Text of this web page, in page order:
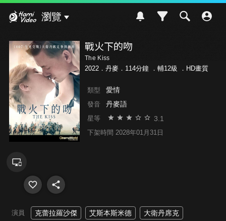
瀏覽
戰火下的吻
The Kiss
2022．丹麥．114分鐘 ． 輔12級 ．HD畫質
類型 愛情
發音 丹麥語
星等 3.1
下架時間 2028年01月31日
演員 克蕾拉羅沙傑 艾斯本斯米德 大衛丹席克